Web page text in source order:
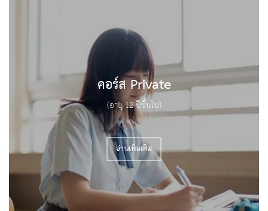
คอร์ส Private
(อายุ 12 ปีขึ้นไป)
..
อ่านเพิ่มเติม